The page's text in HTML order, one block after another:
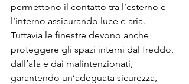
permettono il contatto tra l’esterno e
l’interno assicurando luce e aria.
Tuttavia le finestre devono anche
proteggere gli spazi interni dal freddo,
dall’afa e dai malintenzionati,
garantendo un’adeguata sicurezza,